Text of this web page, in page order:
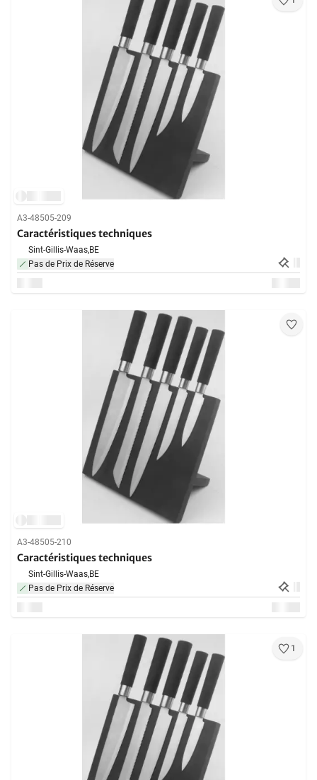
A3-48505-209
Caractéristiques techniques
Sint-Gillis-Waas,BE
Pas de Prix de Réserve
A3-48505-210
Caractéristiques techniques
Sint-Gillis-Waas,BE
Pas de Prix de Réserve
1